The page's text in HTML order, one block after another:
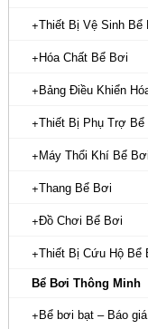
Thiết Bị Vệ Sinh Bể
Hóa Chất Bể Bơi
Bảng Điều Khiển
Thiết Bị Phụ Trợ Bể
Máy Thổi Khí Bể Bơi
Thang Bể Bơi
Đồ Chơi Bể Bơi
Thiết Bị Cứu Hộ Bể
Bể Bơi Thông Minh
Bể bơi bạt – Báo